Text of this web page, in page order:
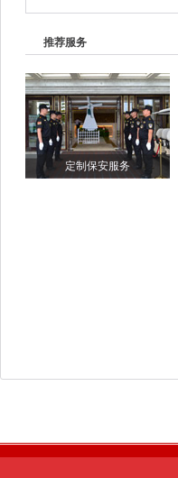
推荐服务
定制保安服务